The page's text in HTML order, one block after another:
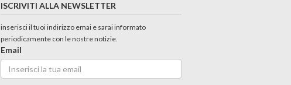
ISCRIVITI ALLA NEWSLETTER
inserisci il tuoi indirizzo emai e sarai informato
periodicamente con le nostre notizie.
Email